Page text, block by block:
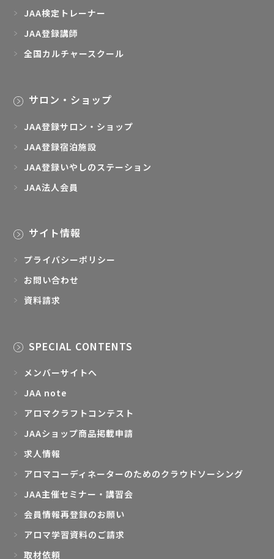
JAA検定トレーナー
JAA登録講師
全国カルチャースクール
サロン・ショップ
JAA登録サロン・ショップ
JAA登録宿泊施設
JAA登録いやしのステーション
JAA法人会員
サイト情報
プライバシーポリシー
お問い合わせ
資料請求
SPECIAL CONTENTS
メンバーサイトへ
JAA note
アロマクラフトコンテスト
JAAショップ商品掲載申請
求人情報
アロマコーディネーターのためのクラウドソーシング
JAA主催セミナー・講習会
会員情報再登録のお願い
アロマ学習資料のご請求
取材依頼